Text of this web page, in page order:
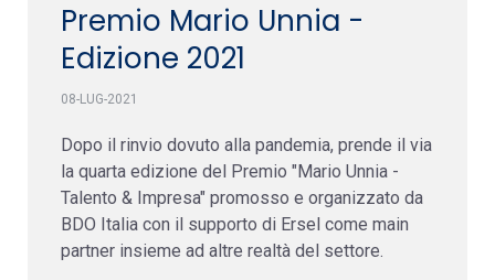
Premio Mario Unnia -
Edizione 2021
08-LUG-2021
Dopo il rinvio dovuto alla pandemia, prende il via
la quarta edizione del Premio "Mario Unnia -
Talento & Impresa" promosso e organizzato da
BDO Italia con il supporto di Ersel come main
partner insieme ad altre realtà del settore.